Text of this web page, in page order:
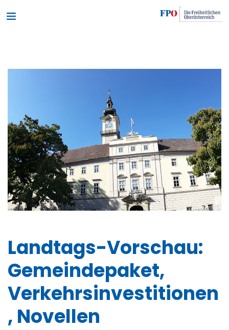
Landtags-Vorschau:
Gemeindepaket,
Verkehrsinvestitionen
, Novellen